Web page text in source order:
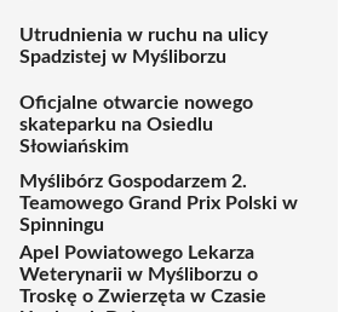
Utrudnienia w ruchu na ulicy
Spadzistej w Myśliborzu
Oficjalne otwarcie nowego
skateparku na Osiedlu
Słowiańskim
Myślibórz Gospodarzem 2.
Teamowego Grand Prix Polski w
Spinningu
Apel Powiatowego Lekarza
Weterynarii w Myśliborzu o
Troskę o Zwierzęta w Czasie